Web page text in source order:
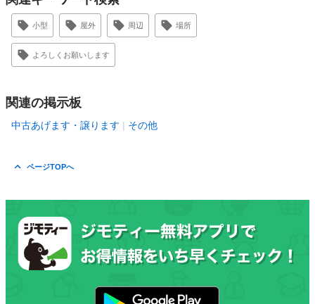
小型 屋外 周辺 場所
よろしくお願いします
関連の掲示板
中古あげます・譲ります その他
ページTOPへ